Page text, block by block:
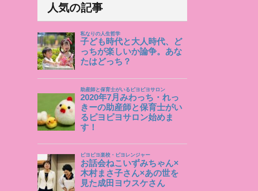
人気の記事